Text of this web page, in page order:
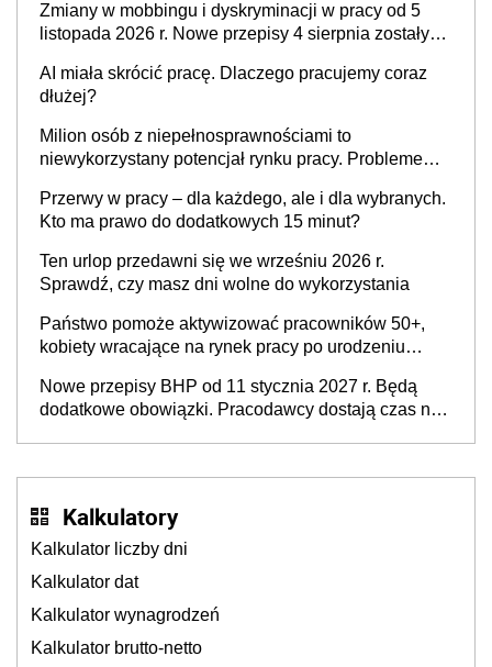
Zmiany w mobbingu i dyskryminacji w pracy od 5
listopada 2026 r. Nowe przepisy 4 sierpnia zostały
AI miała skrócić pracę. Dlaczego pracujemy coraz
dłużej?
Milion osób z niepełnosprawnościami to
niewykorzystany potencjał rynku pracy. Problemem
refundacji, ale bariery po stronie systemu i
świadomości pracodawców [WYWIAD]
Przerwy w pracy – dla każdego, ale i dla wybranych.
Kto ma prawo do dodatkowych 15 minut?
Ten urlop przedawni się we wrześniu 2026 r.
Sprawdź, czy masz dni wolne do wykorzystania
Państwo pomoże aktywizować pracowników 50+,
kobiety wracające na rynek pracy po urodzeniu
neuroatypowe. Powstanie Fundusz na rzecz
Inkluzywności w Zatrudnianiu?
Nowe przepisy BHP od 11 stycznia 2027 r. Będą
dodatkowe obowiązki. Pracodawcy dostają czas na
Kalkulatory
Kalkulator liczby dni
Kalkulator dat
Kalkulator wynagrodzeń
Kalkulator brutto-netto